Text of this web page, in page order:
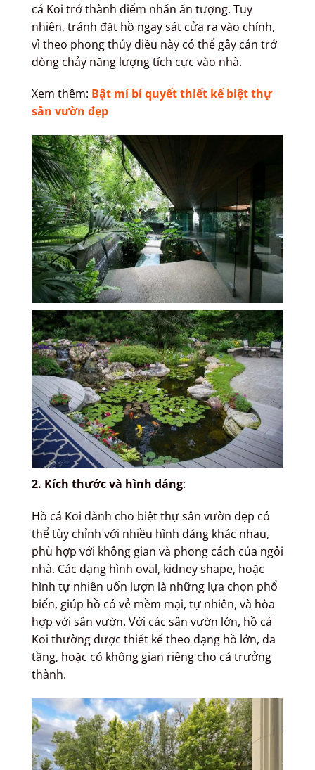
cá Koi trở thành điểm nhấn ấn tượng. Tuy
nhiên, tránh đặt hồ ngay sát cửa ra vào chính,
vì theo phong thủy điều này có thể gây cản trở
dòng chảy năng lượng tích cực vào nhà.
Xem thêm: Bật mí bí quyết thiết kế biệt thự
sân vườn đẹp
2. Kích thước và hình dáng:
Hồ cá Koi dành cho biệt thự sân vườn đẹp có
thể tùy chỉnh với nhiều hình dáng khác nhau,
phù hợp với không gian và phong cách của ngôi
nhà. Các dạng hình oval, kidney shape, hoặc
hình tự nhiên uốn lượn là những lựa chọn phổ
biến, giúp hồ có vẻ mềm mại, tự nhiên, và hòa
hợp với sân vườn. Với các sân vườn lớn, hồ cá
Koi thường được thiết kế theo dạng hồ lớn, đa
tầng, hoặc có không gian riêng cho cá trưởng
thành.